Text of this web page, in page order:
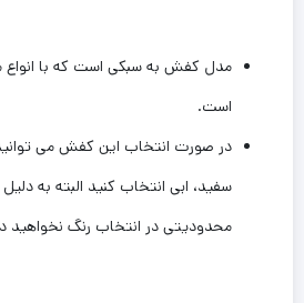
مدل کفش به سبکی است که با
است.
در صورت انتخاب این کفش می توانید
سفید، ابی انتخاب کنید البته به
محدودیتی در انتخاب رنگ ‌نخواهید